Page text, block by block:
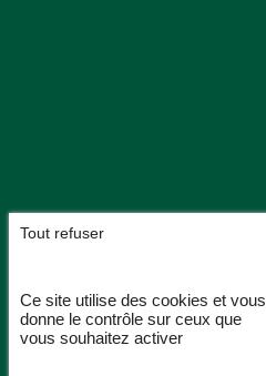
Ce site utilise des cookies et vous
donne le contrôle sur ceux que
vous souhaitez activer
Tout refuser